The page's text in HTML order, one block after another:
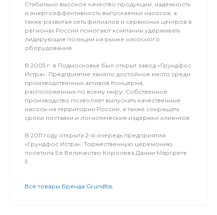
Стабильно высокое качество продукции, надёжность
и энергоэффективность выпускаемых насосов, а
также развитая сеть филиалов и сервисных центров в
регионах России помогают компании удерживать
лидирующие позиции на рынке насосного
оборудования.
В 2005 г. в Подмосковье был открыт завод «Грундфос
Истра». Предприятие заняло достойное место среди
производственных активов Концерна,
расположенных по всему миру. Собственное
производство позволяет выпускать качественные
насосы на территории России, а также сокращать
сроки поставки и логистические издержки клиентов.
В 2011 году открыта 2-я очередь предприятия
«Грундфос Истра». Торжественную церемонию
посетила Её Величество Королева Дании Маргрете
II.
Все товары бренда Grundfos